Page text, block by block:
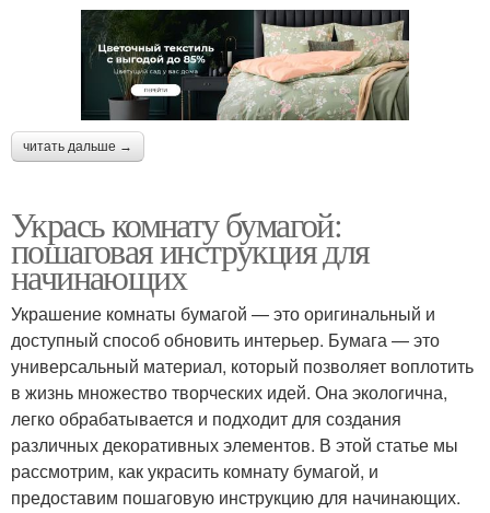
читать дальше →
Укрась комнату бумагой:
пошаговая инструкция для
начинающих
Украшение комнаты бумагой — это оригинальный и
доступный способ обновить интерьер. Бумага — это
универсальный материал, который позволяет воплотить
в жизнь множество творческих идей. Она экологична,
легко обрабатывается и подходит для создания
различных декоративных элементов. В этой статье мы
рассмотрим, как украсить комнату бумагой, и
предоставим пошаговую инструкцию для начинающих.